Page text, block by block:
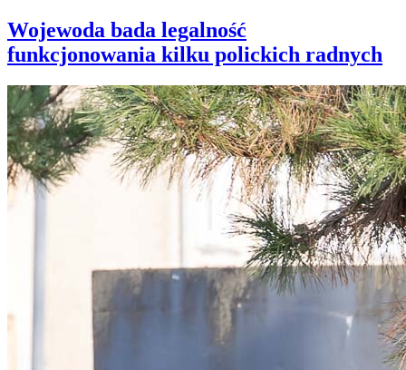
Wojewoda bada legalność
funkcjonowania kilku polickich radnych